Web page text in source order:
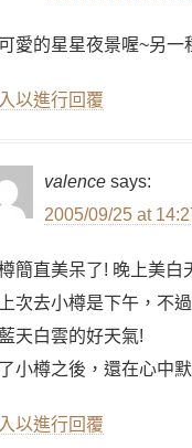
愛的星星夜景喔~另一
以進行回覆
valence says:
2005/09/25 at
簡直美呆了! 晚上美白
次去小樽是下午，不
天白雲的好天氣!
小樽之後，還在心中
以進行回覆